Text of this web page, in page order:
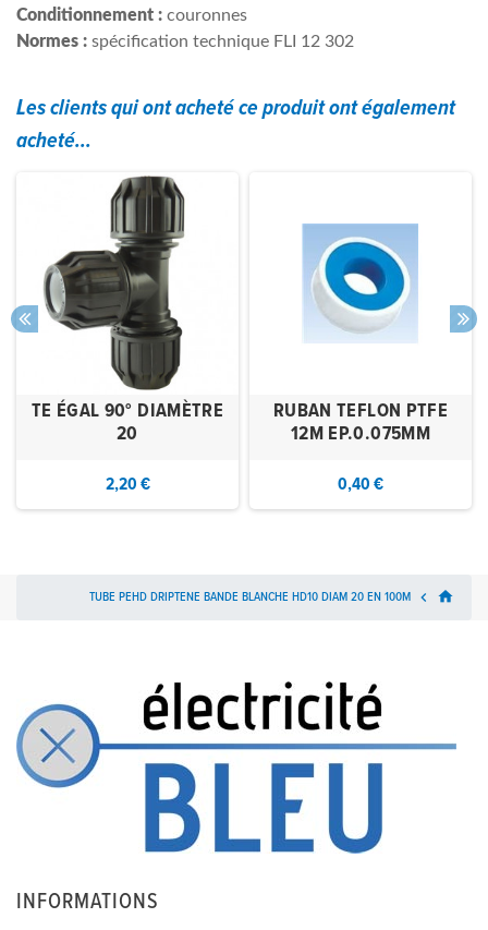
Conditionnement : couronnes
Normes : spécification technique FLI 12 302
Les clients qui ont acheté ce produit ont également
acheté...
TE ÉGAL 90° DIAMÈTRE
20
2,20 €
RUBAN TEFLON PTFE
12M EP.0.075MM
0,40 €
home

TUBE PEHD DRIPTENE BANDE BLANCHE HD10 DIAM 20 EN 100M
INFORMATIONS